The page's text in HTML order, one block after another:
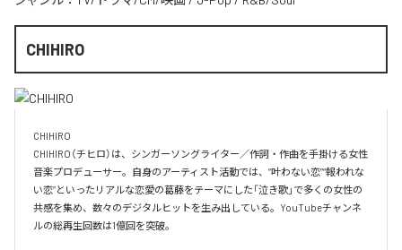
CHIHIRO
CHIHIRO
CHIHIRO（チヒロ）は、シンガーソングライター／作詞・作曲を手掛ける女性
音楽プロデューサー。自身のアーティスト活動では、“叶わない恋”“報われな
い恋”といったリアルな恋愛の葛藤をテーマにした「泣き歌」で多くの女性の
共感を集め、数々のデジタルヒットを生み出している。YouTubeチャンネ
ルの総再生回数は1億回を突破。